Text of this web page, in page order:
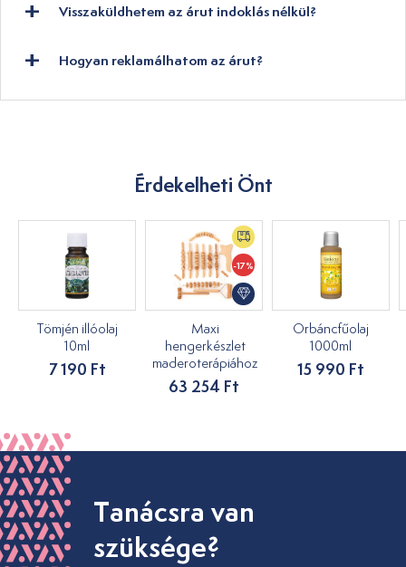
Visszaküldhetem az árut indoklás nélkül?
Hogyan reklamálhatom az árut?
Érdekelheti Önt
Tömjén illóolaj
10ml
7 190 Ft
-17%
Maxi
hengerkészlet
maderoterápiához
63 254 Ft
Orbáncfűolaj
1000ml
15 990 Ft
Tanácsra van
szüksége?